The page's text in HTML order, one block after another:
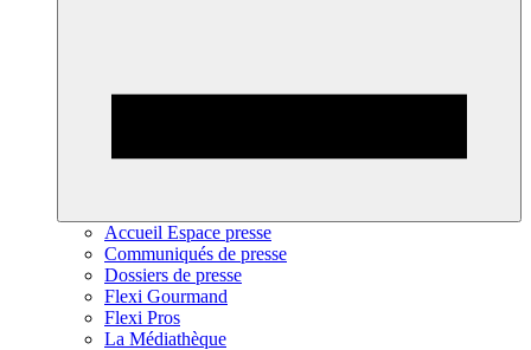
Accueil Espace presse
Communiqués de presse
Dossiers de presse
Flexi Gourmand
Flexi Pros
La Médiathèque